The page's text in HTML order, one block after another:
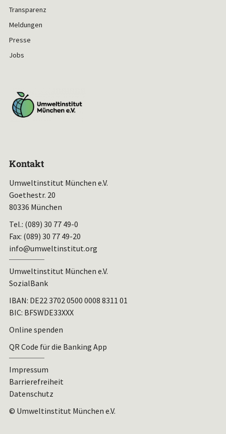
Transparenz
Meldungen
Presse
Jobs
Kontakt
Umweltinstitut München e.V.
Goethestr. 20
80336 München
Tel.: (089) 30 77 49-0
Fax: (089) 30 77 49-20
info@umweltinstitut.org
Umweltinstitut München e.V.
SozialBank
IBAN: DE22 3702 0500 0008 8311 01
BIC: BFSWDE33XXX
Online spenden
QR Code für die Banking App
Impressum
Barrierefreiheit
Datenschutz
© Umweltinstitut München e.V.